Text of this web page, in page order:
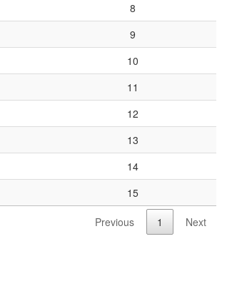
8
9
10
11
12
13
14
15
Previous 1 Next